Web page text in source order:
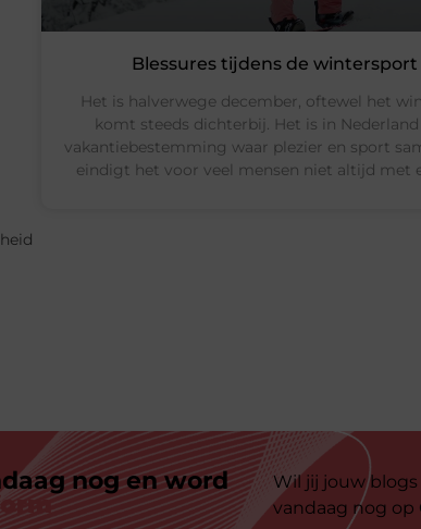
Blessures tijdens de
Het is halverwege december, oftewel het
komt steeds dichterbij. Het is in
vakantiebestemming waar plezier en sport
eindigt het voor veel mensen niet altijd met
nog en word
Wil jij jouw
vandaag nog op